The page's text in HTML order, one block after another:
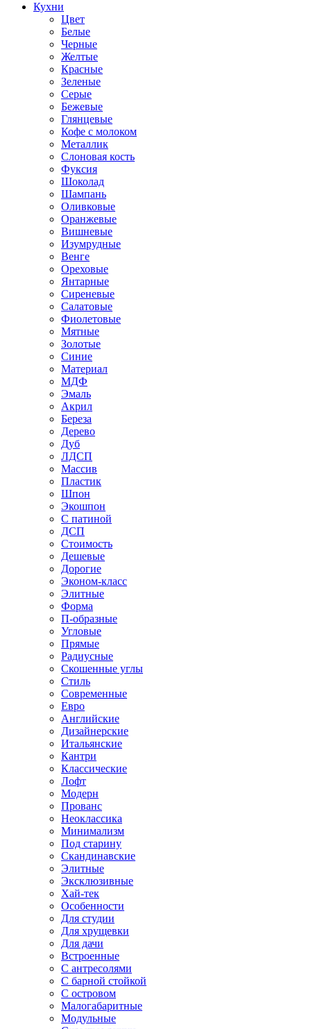
Кухни
Цвет
Белые
Черные
Желтые
Красные
Зеленые
Серые
Бежевые
Глянцевые
Кофе с молоком
Металлик
Слоновая кость
Фуксия
Шоколад
Шампань
Оливковые
Оранжевые
Вишневые
Изумрудные
Венге
Ореховые
Янтарные
Сиреневые
Салатовые
Фиолетовые
Мятные
Золотые
Синие
Материал
МДФ
Эмаль
Акрил
Береза
Дерево
Дуб
ЛДСП
Массив
Пластик
Шпон
Экошпон
С патиной
ДСП
Стоимость
Дешевые
Дорогие
Эконом-класс
Элитные
Форма
П-образные
Угловые
Прямые
Радиусные
Скошенные углы
Стиль
Современные
Евро
Английские
Дизайнерские
Итальянские
Кантри
Классические
Лофт
Модерн
Прованс
Неоклассика
Минимализм
Под старину
Скандинавские
Элитные
Эксклюзивные
Хай-тек
Особенности
Для студии
Для хрущевки
Для дачи
Встроенные
С антресолями
С барной стойкой
С островом
Малогабаритные
Модульные